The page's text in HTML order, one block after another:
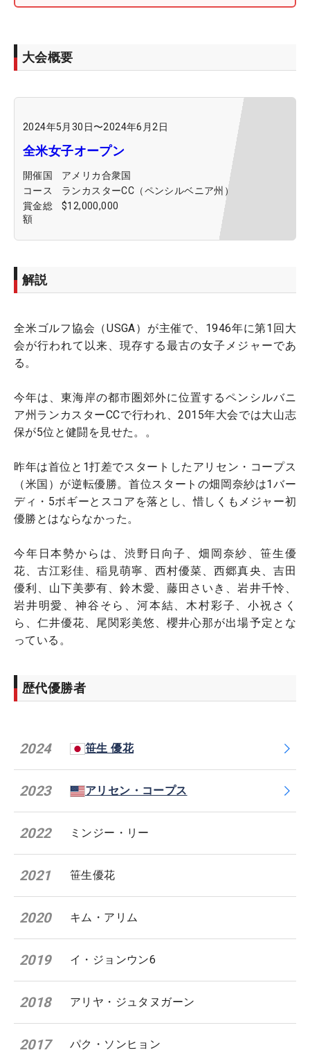
大会概要
2024年5月30日〜2024年6月2日
全米女子オープン
開催国
アメリカ合衆国
コース
ランカスターCC（ペンシルベニア州）
賞金総
額
$12,000,000
解説
全米ゴルフ協会（USGA）が主催で、1946年に第1回大
会が行われて以来、現存する最古の女子メジャーであ
る。
今年は、東海岸の都市圏郊外に位置するペンシルバニ
ア州ランカスターCCで行われ、2015年大会では大山志
保が5位と健闘を見せた。。
昨年は首位と1打差でスタートしたアリセン・コープス
（米国）が逆転優勝。首位スタートの畑岡奈紗は1バー
ディ・5ボギーとスコアを落とし、惜しくもメジャー初
優勝とはならなかった。
今年日本勢からは、渋野日向子、畑岡奈紗、笹生優
花、古江彩佳、稲見萌寧、西村優菜、西郷真央、吉田
優利、山下美夢有、鈴木愛、藤田さいき、岩井千怜、
岩井明愛、神谷そら、河本結、木村彩子、小祝さく
ら、仁井優花、尾関彩美悠、櫻井心那が出場予定とな
っている。
歴代優勝者
2024 笹生 優花
2023 アリセン・コープス
2022 ミンジー・リー
2021 笹生優花
2020 キム・アリム
2019 イ・ジョンウン6
2018 アリヤ・ジュタヌガーン
2017 パク・ソンヒョン